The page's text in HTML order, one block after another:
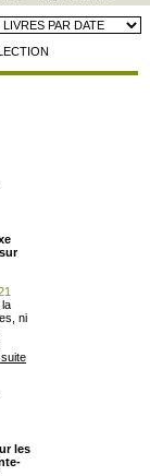
ni
les